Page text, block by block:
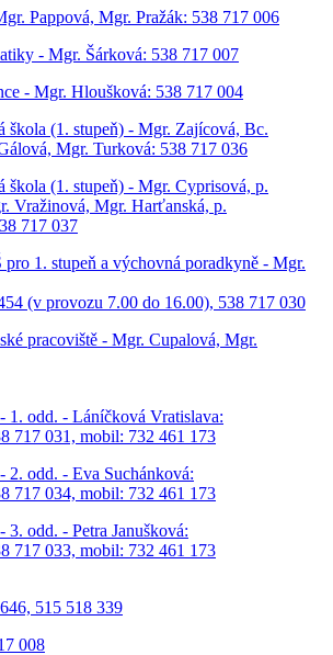
Pappová, Mgr. Pražák: 538 717 006
- Mgr. Šárková: 538 717 007
- Mgr. Hloušková: 538 717 004
škola (1. stupeň) - Mgr. Zajícová, Bc.
Mgr. Turková: 538 717 036
škola (1. stupeň) - Mgr. Cyprisová, p.
Vražinová, Mgr. Harťanská, p.
717 037
pro 1. stupeň a výchovná poradkyně - Mgr.
(v provozu 7.00 do 16.00), 538 717 030
pracoviště - Mgr. Cupalová, Mgr.
1. odd. - Láníčková Vratislava:
717 031, mobil: 732 461 173
2. odd. - Eva Suchánková:
717 034, mobil: 732 461 173
3. odd. - Petra Janušková:
717 033, mobil: 732 461 173
515 518 339
008